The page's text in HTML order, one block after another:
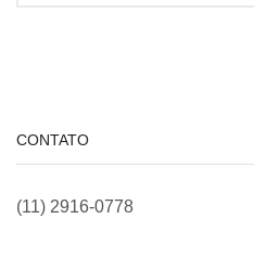
CONTATO
(11) 2916-0778